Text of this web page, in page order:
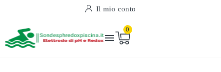
Il mio conto

0